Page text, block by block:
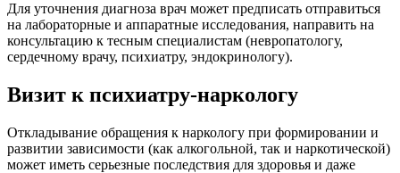
Для уточнения диагноза врач может предписать отправиться
на лабораторные и аппаратные исследования, направить на
консультацию к тесным специалистам (невропатологу,
сердечному врачу, психиатру, эндокринологу).
Визит к психиатру-наркологу
Откладывание обращения к наркологу при формировании и
развитии зависимости (как алкогольной, так и наркотической)
может иметь серьезные последствия для здоровья и даже